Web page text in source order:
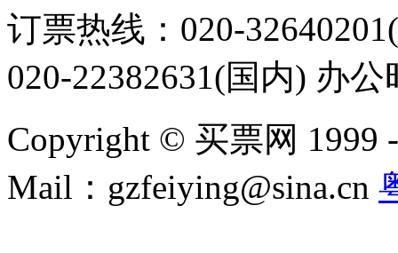
订票热线：020-
020-22382631(国内) 办
Copyright © 买票网 1999
Mail：gzfeiying@sina.cn